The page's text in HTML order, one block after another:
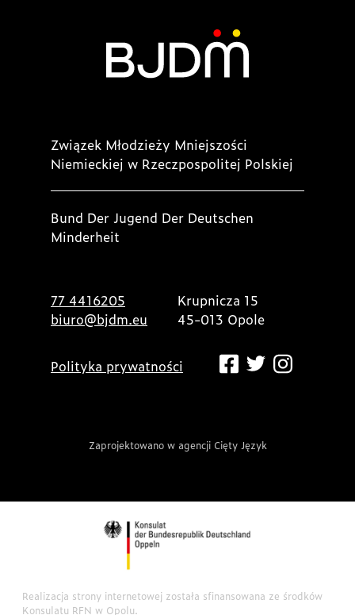
Związek Młodzieży Mniejszości
Niemieckiej w Rzeczpospolitej Polskiej
Bund Der Jugend Der Deutschen
Minderheit
77 4416205
biuro@bjdm.eu
Krupnicza 15
45-013 Opole
Polityka prywatności
Zaprojektowano w agencji Cięty Język
Realizacja strony internetowej została sfinansowana ze środków
Konsulatu RFN w Opolu.